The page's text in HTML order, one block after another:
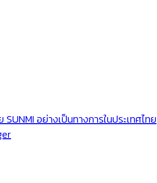
อย่างเป็นทางการในประเทศไทย